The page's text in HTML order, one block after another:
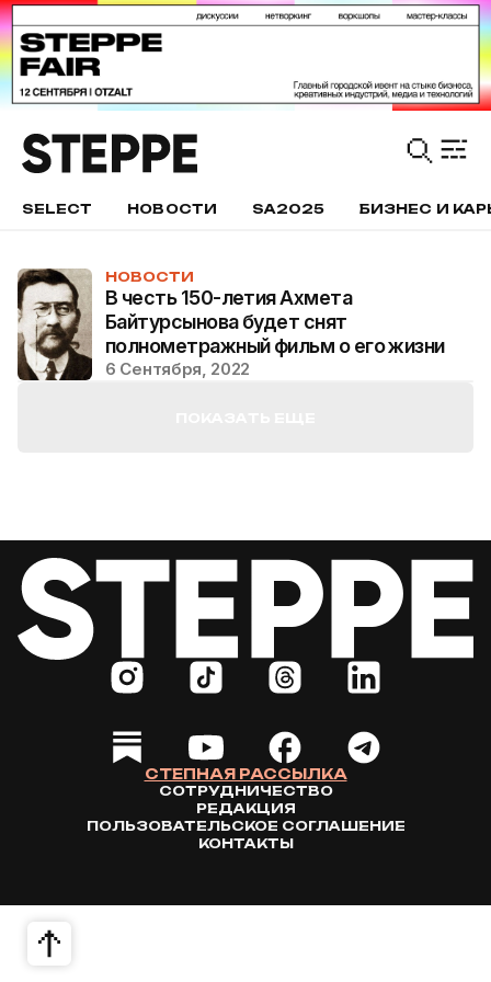
SELECT НОВОСТИ SA2025 БИЗНЕС И
НОВОСТИ
В честь 150-летия Ахмета
Байтурсынова будет снят
полнометражный фильм о его жизни
6 Сентября, 2022
СТЕПНАЯ РАССЫЛКА
СОТРУДНИЧЕСТВО
РЕДАКЦИЯ
ПОЛЬЗОВАТЕЛЬСКОЕ СОГЛАШЕНИЕ
КОНТАКТЫ